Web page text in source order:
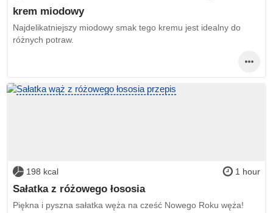
krem miodowy
Najdelikatniejszy miodowy smak tego kremu jest idealny do
różnych potraw.
198 kcal 1 hour
Sałatka z różowego łososia
Piękna i pyszna sałatka węża na cześć Nowego Roku węża!